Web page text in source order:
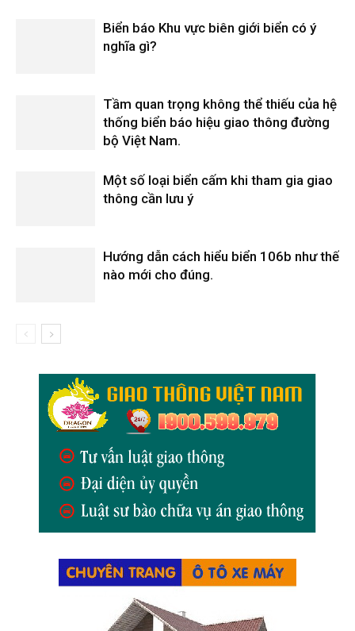
Biển báo Khu vực biên giới biển có ý
nghĩa gì?
Tầm quan trọng không thể thiếu của hệ
thống biển báo hiệu giao thông đường
bộ Việt Nam.
Một số loại biển cấm khi tham gia giao
thông cần lưu ý
Hướng dẫn cách hiểu biển 106b như thế
nào mới cho đúng.